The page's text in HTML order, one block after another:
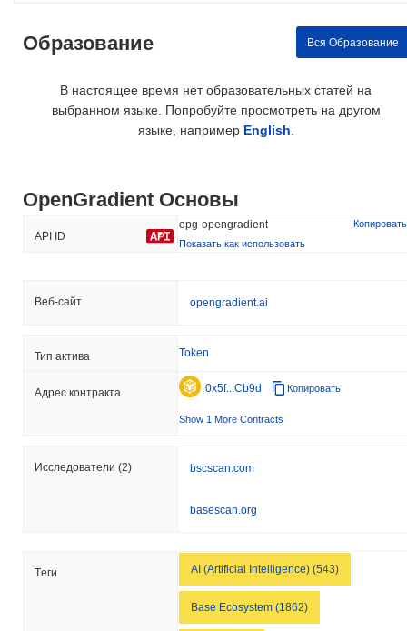
Образование Вся Образование
В настоящее время нет образовательных статей на
выбранном языке. Попробуйте просмотреть на другом
языке, например English
OpenGradient Основы
API ID
opg-opengradient
Копировать
Показать как использовать
Веб-сайт opengradient.ai
Тип актива Token
Адрес контракта 0x5f...Cb9d Копировать
Show 1 More Contracts
Исследователи (2) bscscan.com
basescan.org
Tеги AI (Artificial Intelligence) (543)
Base Ecosystem (1862)